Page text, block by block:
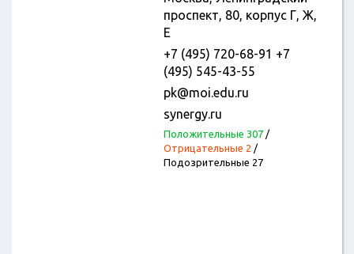
проспект, 80, корпус Г, Ж,
Е
+7 (495) 720-68-91 +7
(495) 545-43-55
pk@moi.edu.ru
synergy.ru
Положительные 307/
Отрицательные 2 /
Подозрительные 27